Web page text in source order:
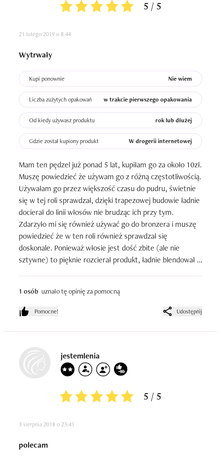
5 / 5
21 lutego 2019 o 8:44
Wytrwały
Kupi ponownie Nie wiem
Liczba zużytych opakowań w trakcie pierwszego opakowania
Od kiedy używasz produktu rok lub dłużej
Gdzie został kupiony produkt W drogerii internetowej
Mam ten pędzel już ponad 5 lat, kupiłam go za około 10zł.
Muszę powiedzieć że używam go z różną częstotliwością.
Używałam go przez większość czasu do pudru, świetnie
się w tej roli sprawdzał, dzięki trapezowej budowie ładnie
docierał do linii włosów nie brudząc ich przy tym.
Zdarzyło mi się również używać go do bronzera i muszę
powiedzieć że w ten roli również sprawdzał się
doskonale. Ponieważ włosie jest dość zbite (ale nie
sztywne) to pięknie rozcierał produkt, ładnie blendował i
uważam że w tej półce cenowej ciężko będzie znaleźć
równie dobry jakościowo, skuteczny i wytrzymały
produkt. Dziś już sięgam po niego rzadziej, ale jedynie z
racji tego że posiadam sporo pędzli. Przeszedł w
dzieje, włoski nie wypadają, trzyma się świetnie.
1 osób uznało tę opinię za pomocną
Pomocne! Udostępnij
jestemlenia
5 / 5
3 sierpnia 2018 o 23:41
polecam